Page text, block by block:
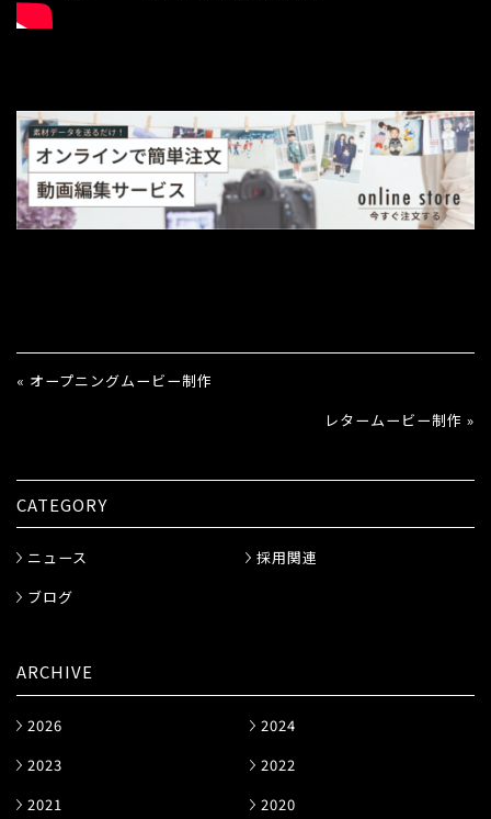
« オープニングムービー制作
レタームービー制作 »
CATEGORY
ニュース
採用関連
ブログ
ARCHIVE
2026
2024
2023
2022
2021
2020